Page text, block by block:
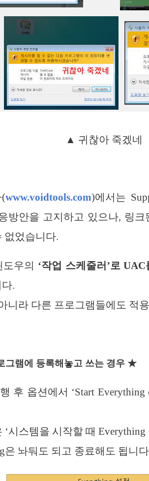
▲ 귀찮아 죽겠네
(www.voidtools.com)에서는
방안을 고지하고 있으나, 링
없었습니다.
우의 ‘작업 스케줄러’로
.
니라 다른 프로그램들에도 적
그램에 등록해놓고 쓰는 경우 ★
후 옵션에서 ‘Start Everything
시스템을 시작할 때 Everything
놔둬도 되고 종료해도 됩니